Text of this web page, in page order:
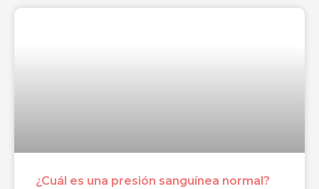
¿Cuál es una presión sanguínea normal?